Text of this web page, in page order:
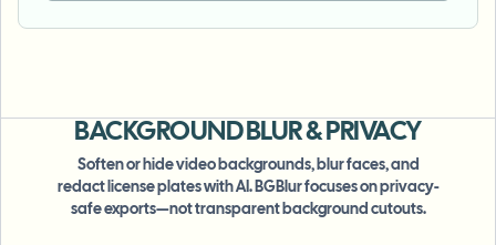
BACKGROUND BLUR& PRIVACY
Soften or hide video backgrounds, blur faces, and
redact license plates with AI. BGBlur focuses on privacy-
safe exports—not transparent background cutouts.